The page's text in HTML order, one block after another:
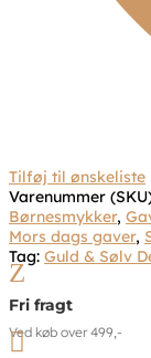
Tilføj til ønskeliste
Varenummer
Børnesmykker,
Mors dags gaver,
Tag: Guld & Sølv
Z
Fri fragt
Ved køb over 499,-
